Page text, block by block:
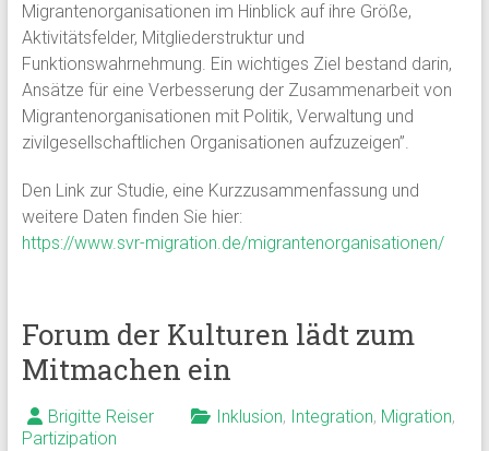
Migrantenorganisationen im Hinblick auf ihre Größe,
Aktivitätsfelder, Mitgliederstruktur und
Funktionswahrnehmung. Ein wichtiges Ziel bestand darin,
Ansätze für eine Verbesserung der Zusammenarbeit von
Migrantenorganisationen mit Politik, Verwaltung und
zivilgesellschaftlichen Organisationen aufzuzeigen”.
Den Link zur Studie, eine Kurzzusammenfassung und
weitere Daten finden Sie hier:
https://www.svr-migration.de/migrantenorganisationen/
Forum der Kulturen lädt zum
Mitmachen ein
Brigitte Reiser Inklusion, Integration, Migration,
Partizipation